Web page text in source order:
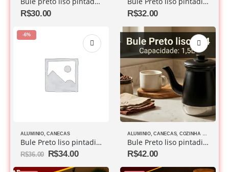
R$30.00
R$32.00
-6%
ALUMINIO,CANECAS
Bule Preto liso pintadinho Nº 3 1,3L
R$36.00 R$34.00
ALUMINIO,CANECAS, COZINHA DIVERSOS
Bule Preto liso pintadinho Nº4 1,5L
R$42.00